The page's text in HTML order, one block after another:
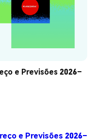
e Previsões 2026–
e Previsões 2026–